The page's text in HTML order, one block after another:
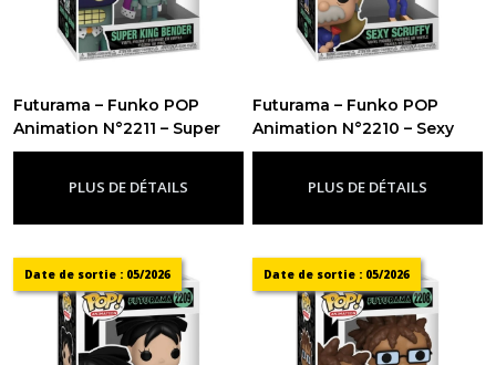
Futurama – Funko POP
Animation N°2211 – Super
King Bender-Funko Pop
PLUS DE DÉTAILS
Futurama – Funko POP
Animation N°2210 – Sexy
Scruffy-Funko Pop Futurama
PLUS DE DÉTAILS
Date de sortie : 05/2026 Date de sortie : 05/2026